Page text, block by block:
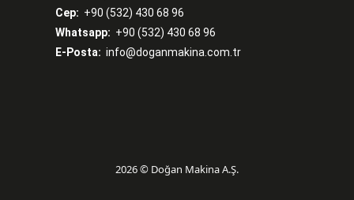
Cep: +90 (532) 430 68 96
Whatsapp: +90 (532) 430 68 96
E-Posta:info@doganmakina.com.tr
2026 © Doğan Makina A.Ş.